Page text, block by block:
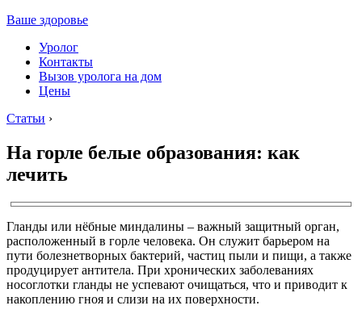
Ваше здоровье
Уролог
Контакты
Вызов уролога на дом
Цены
Статьи ›
На горле белые образования: как
лечить
Гланды или нёбные миндалины – важный защитный орган,
расположенный в горле человека. Он служит барьером на
пути болезнетворных бактерий, частиц пыли и пищи, а также
продуцирует антитела. При хронических заболеваниях
носоглотки гланды не успевают очищаться, что и приводит к
накоплению гноя и слизи на их поверхности.